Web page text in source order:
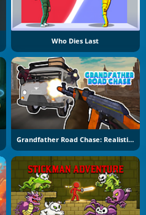
Who Dies Last
Grandfather Road Chase: Realistic Shooter